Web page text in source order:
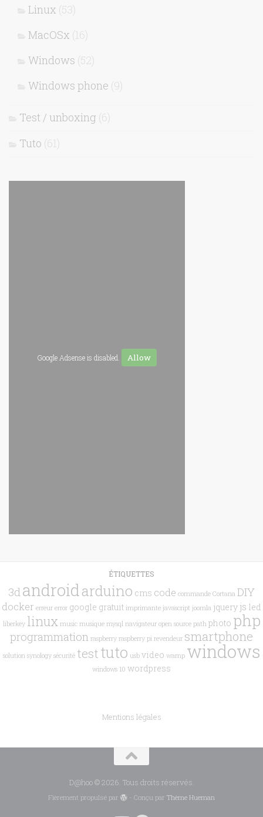
Linux (53)
MacOSx (16)
Windows (52)
Windows phone (9)
Test / unboxing (6)
Tuto (61)
Google Adsense is disabled. Allow
ÉTIQUETTES
3d androidarduino cms code commande Cortana DIY
docker erreur error google gratuit imprimante javascript joomla jquery js led
liberkey linux music musique mysql navigateur open source path photo php
programmation raspberry raspberry pi revendeur smartphone
solution synology sécurité testtuto usb video wamp windows
windows 10 wordpress
Mentions légales
D@hoo © 2026. Tous droits réservés.
Fièrement propulsé par - Conçu par Thème Hueman